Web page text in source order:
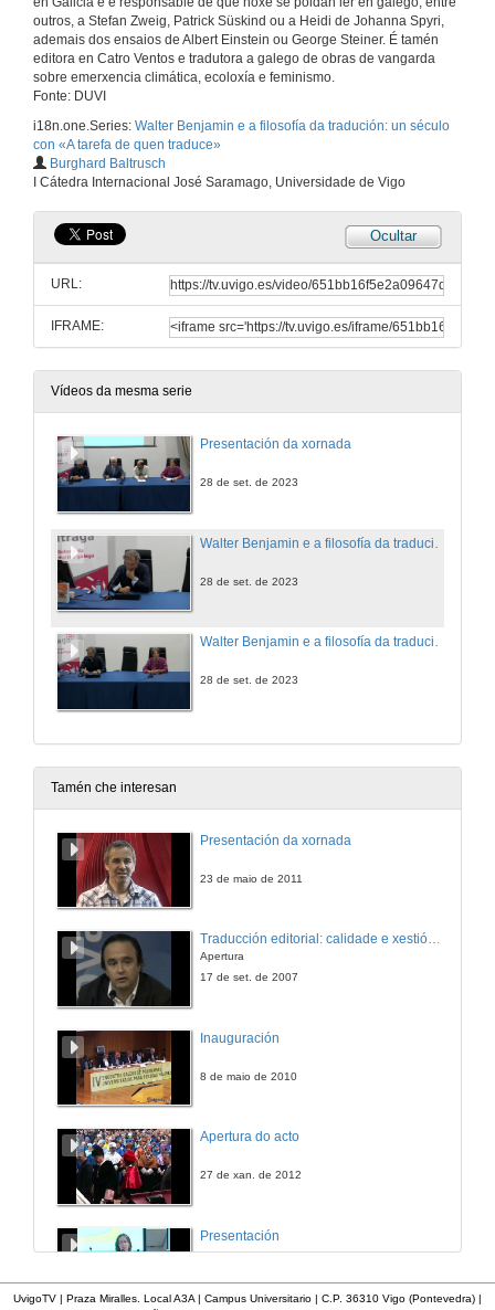
outros, a Stefan Zweig, Patrick Süskind ou a Heidi de Johanna Spyri,
ademais dos ensaios de Albert Einstein ou George Steiner. É tamén
editora en Catro Ventos e tradutora a galego de obras de vangarda
sobre emerxencia climática, ecoloxía e feminismo.
Fonte: DUVI
i18n.one.Series: Walter Benjamin e a filosofía da tradución: un século
con «A tarefa de quen traduce»
Burghard Baltrusch
I Cátedra Internacional José Saramago, Universidade de Vigo
Ocultar
URL:
IFRAME:
Vídeos da mesma serie
Presentación da xornada
28 de set. de 2023
28 de set. de 2023
Walter Benjamin e a filosofía da tradución: un século con «A tarefa de quen traduce». Quenda de preguntas
28 de set. de 2023
Tamén che interesan
Presentación da xornada
23 de maio de 2011
Traducción editorial: calidade e xestión de proxectos
Apertura
17 de set. de 2007
Inauguración
8 de maio de 2010
Apertura do acto
27 de xan. de 2012
Presentación
UvigoTV | Praza Miralles. Local A3A | Campus Universitario | C.P. 36310 Vigo (Pontevedra) |